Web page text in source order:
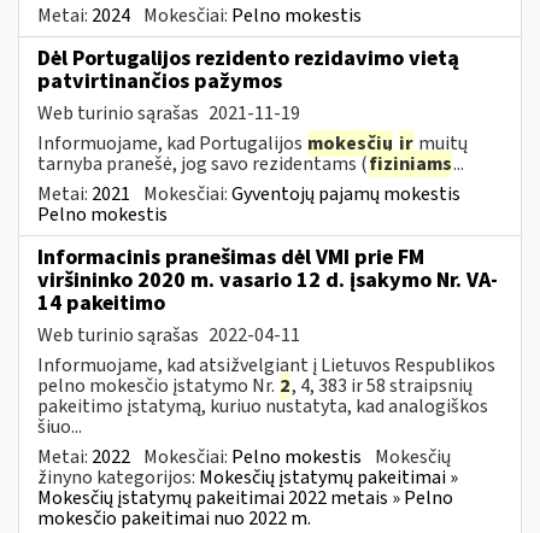
Metai: 2024 Mokesčiai: Pelno mokestis
Dėl Portugalijos rezidento rezidavimo vietą
patvirtinančios pažymos
Web turinio sąrašas 2021-11-19
Informuojame, kad Portugalijos mokesčių ir muitų
tarnyba pranešė, jog savo rezidentams (fiziniams...
Metai: 2021 Mokesčiai:Gyventojų pajamų mokestis
Pelno mokestis
Informacinis pranešimas dėl VMI prie FM
viršininko 2020 m. vasario 12 d. įsakymo Nr. VA-
14 pakeitimo
Web turinio sąrašas 2022-04-11
Informuojame, kad atsižvelgiant į Lietuvos Respublikos
pelno mokesčio įstatymo Nr. 2, 4, 383 ir 58 straipsnių
pakeitimo įstatymą, kuriuo nustatyta, kad analogiškos
šiuo...
Metai: 2022 Mokesčiai: Pelno mokestis Mokesčių
žinyno kategorijos: Mokesčių įstatymų pakeitimai »
Mokesčių įstatymų pakeitimai 2022 metais » Pelno
mokesčio pakeitimai nuo 2022 m.